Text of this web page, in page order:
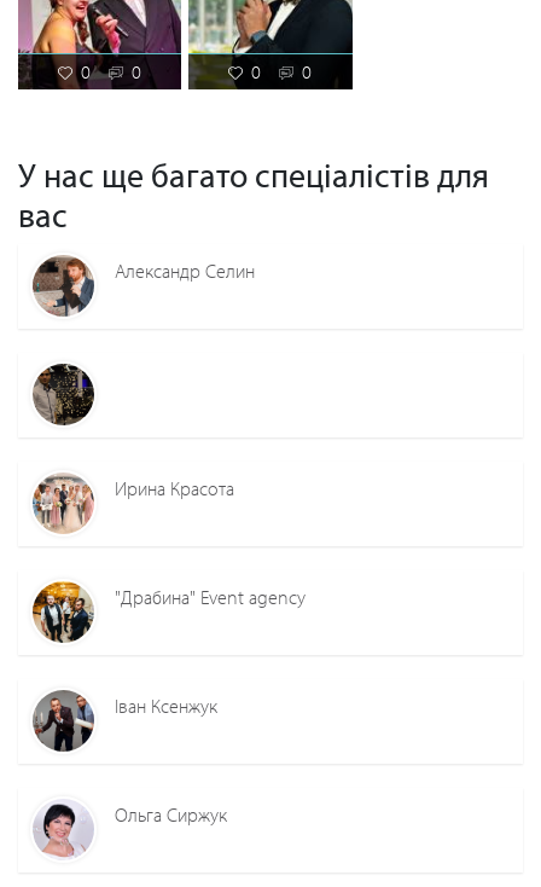
0 0 0 0
У нас ще багато спеціалістів для
вас
Александр Селин
Ирина Красота
"Драбина" Event agency
Іван Ксенжук
Ольга Сиржук